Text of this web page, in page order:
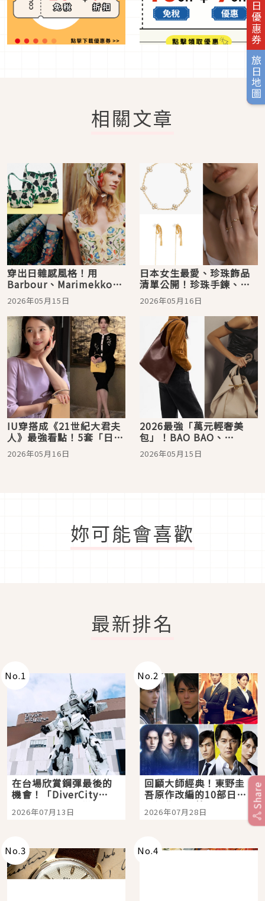
旅日優惠券
旅日地圖
相關文章
穿出日雜感風格！用
Barbour、Marimekko印
花打造不費力時髦，日系
女孩都著迷
2026年05月15日
日本女生最愛、珍珠飾品
清單公開！珍珠手鍊、珍
珠流蘇耳環…自帶柔光濾
鏡
2026年05月16日
IU穿搭成《21世紀大君夫
人》最強看點！5套「日系
名媛風」造型全解析
2026年05月16日
2026最強「萬元輕奢美
包」！BAO BAO、
Cafuné、Coach全上榜…
小資族也能背出高級感
2026年05月15日
妳可能會喜歡
最新排名
No.1
在台場欣賞鋼彈最後的
機會！「DiverCity
Tokyo Plaza」搭船、
購物、美食及夜景，一
2026年07月13日
No.2
回顧大師經典！東野圭
吾原作改編的10部日本
影視作品推薦
2026年07月28日
No.3 No.4
Share